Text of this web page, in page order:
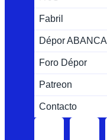
Fabril
Dépor ABANCA
Foro Dépor
Patreon
Contacto